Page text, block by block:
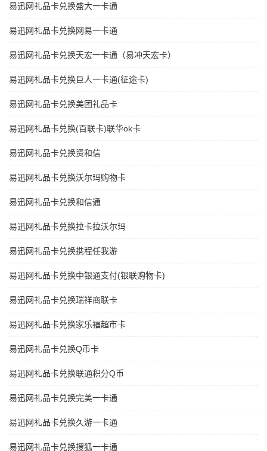
易迅网礼品卡兑换盛大一卡通
易迅网礼品卡兑换网易一卡通
易迅网礼品卡兑换天宏一卡通（易冲天宏卡）
易迅网礼品卡兑换巨人一卡通(征途卡)
易迅网礼品卡兑换美团礼品卡
易迅网礼品卡兑换(百联卡)联华ok卡
易迅网礼品卡兑换资和信
易迅网礼品卡兑换沃尔玛购物卡
易迅网礼品卡兑换和信通
易迅网礼品卡兑换拉卡拉沃尔玛
易迅网礼品卡兑换携程任我游
易迅网礼品卡兑换中银通支付(银联购物卡)
易迅网礼品卡兑换瑞祥商联卡
易迅网礼品卡兑换家乐福超市卡
易迅网礼品卡兑换Q币卡
易迅网礼品卡兑换联通积分Q币
易迅网礼品卡兑换完美一卡通
易迅网礼品卡兑换久游一卡通
易迅网礼品卡兑换搜狐一卡通